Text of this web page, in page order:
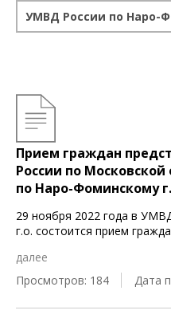
УМВД России по Наро-
Прием граждан
России по
по Наро-Фоминскому
29 ноября 2022 года в
г.о. состоится прием
далее
Просмотров: 184
Дата